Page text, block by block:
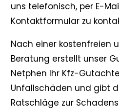
uns telefonisch, per E-
Kontaktformular zu
Nach einer kostenfreien
Beratung erstellt unser
Netphen Ihr Kfz-
Unfallschäden und gibt
Ratschläge zur